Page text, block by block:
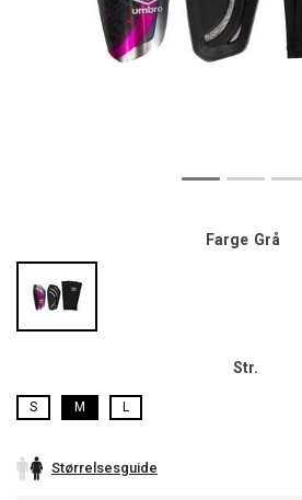
Farge Grå
Str.
S M L
Størrelsesguide